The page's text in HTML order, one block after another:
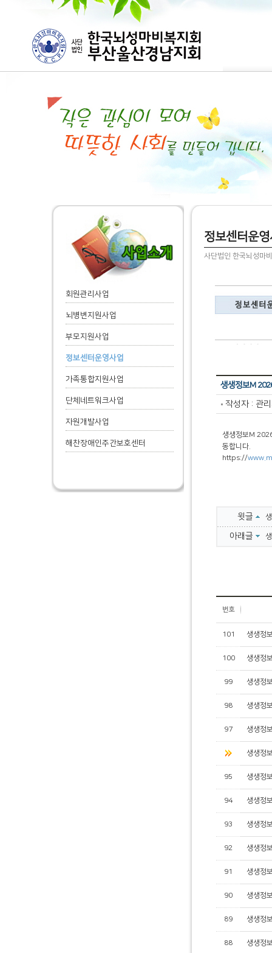
회원관리사업
뇌병변지원사업
부모지원사업
정보센터운영사업
가족통합지원사업
단체네트워크사업
자원개발사업
해찬장애인주간보호센터
정보센터운
사단법인 한국뇌성마
생생정보M
작성자 : 관
생생정보M
동합니다.
https://
윗글
아래글
번호
101 생생정
100 생생정
99 생생정
98 생생정
97 생생정
생생정
95 생생정
94 생생정
93 생생정
92 생생정
91 생생정
90 생생정
89 생생정
88 생생정